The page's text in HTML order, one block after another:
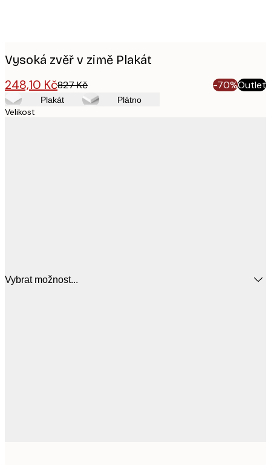
Vysoká zvěř v zimě Plakát
248,10 Kč827 Kč -70%Outlet
Plakát Plátno
Velikost
Vybrat možnost...